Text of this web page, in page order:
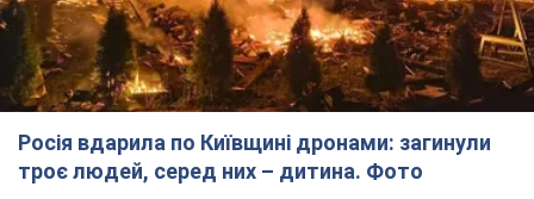
17 хвилин тому 8,4 т.
"Верніть Федорова": у містах України 23-й день
поспіль тривають масові мітинги з
картонками. Фото і відео
Учасники акцій продовжують серію щоденних протестів